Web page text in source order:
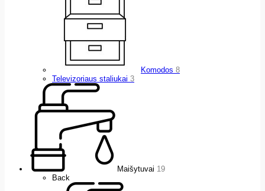
Komodos 8
Televizoriaus staliukai 3
Maišytuvai 19
Back